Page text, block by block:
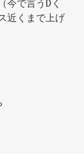
今で言うDく
近くまで上げ